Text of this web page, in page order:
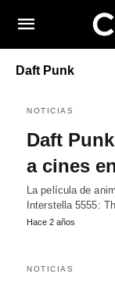
Daft Punk
NOTICIAS
Daft
a cines
La película de
Interstella 5555:
Hace 2 años
NOTICIAS